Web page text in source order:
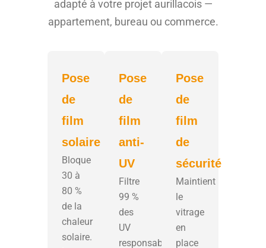
adapté à votre projet aurillacois —
appartement, bureau ou commerce.
Pose
de
film
solaire
Bloque
30 à
80 %
de la
chaleur
solaire.
Pose
de
film
anti-
UV
Filtre
99 %
des
UV
responsables
Pose
de
film
de
sécurité
Maintient
le
vitrage
en
place